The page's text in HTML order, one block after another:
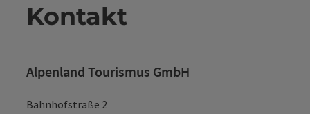
Kontakt
Alpenland Tourismus GmbH
Bahnhofstraße 2